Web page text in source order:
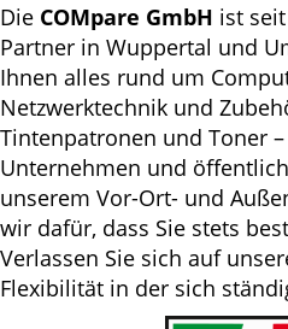
Die COMpare GmbH ist
Partner in Wuppertal und
Ihnen alles rund um
Netzwerktechnik und
Tintenpatronen und Toner
Unternehmen und
unserem Vor-Ort- und
wir dafür, dass Sie stets
Verlassen Sie sich auf
Flexibilität in der sich